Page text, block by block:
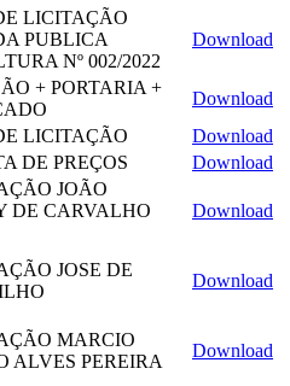
LICITAÇÃO
PUBLICA
Nº 002/2022
Download
+ PORTARIA +
Download
LICITAÇÃO
Download
DE PREÇOS
Download
JOÃO
DE CARVALHO
Download
JOSE DE
Download
MARCIO
ALVES PEREIRA
Download